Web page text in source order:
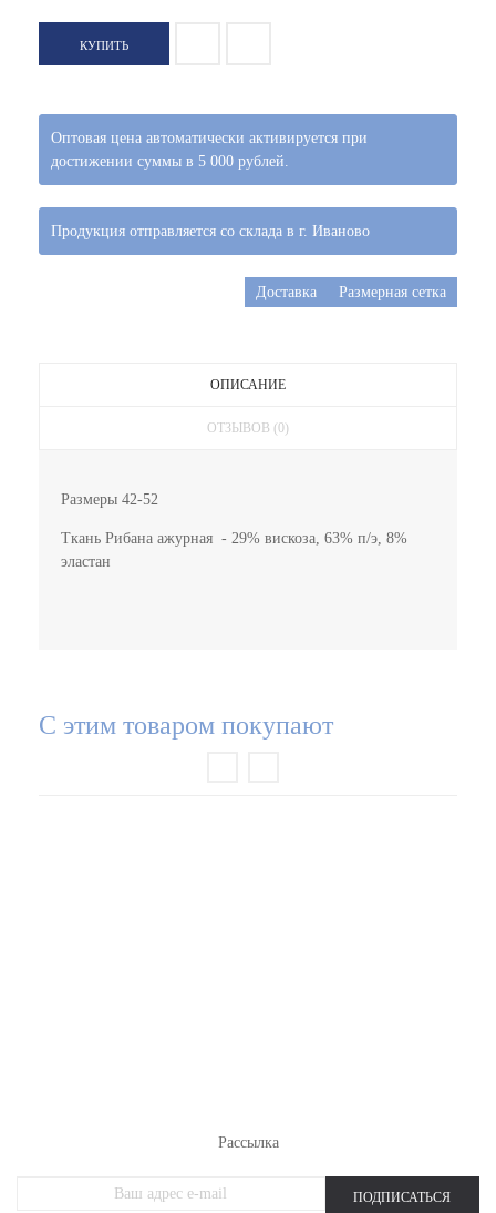
КУПИТЬ
Оптовая цена автоматически активируется при
достижении суммы в 5 000 рублей.
Продукция отправляется со склада в г. Иваново
Доставка Размерная сетка
ОПИСАНИЕ
ОТЗЫВОВ (0)
Размеры 42-52
Ткань Рибана ажурная - 29% вискоза, 63% п/э, 8%
эластан
С этим товаром покупают
Рассылка
ПОДПИСАТЬСЯ